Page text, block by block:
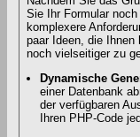
Sie Ihr Formular
komplexere
paar Ideen, die Ihnen
noch vielseitiger zu
Dynamische
einer Datenbank
der verfügbaren
Ihren PHP-Code